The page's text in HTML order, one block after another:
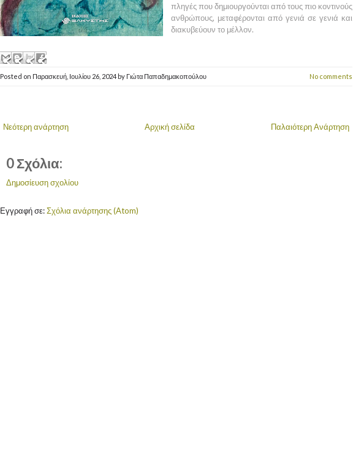
πληγές που δημιουργούνται από τους πιο κοντινούς
ανθρώπους, μεταφέρονται από γενιά σε γενιά και
διακυβεύουν το μέλλον.
Posted on Παρασκευή, Ιουλίου 26, 2024 by Γιώτα Παπαδημακοπούλου No comments
Νεότερη ανάρτηση Παλαιότερη Ανάρτηση
Αρχική σελίδα
0 Σχόλια:
Δημοσίευση σχολίου
Εγγραφή σε:Σχόλια ανάρτησης (Atom)